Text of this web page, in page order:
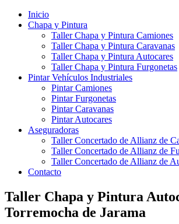
Inicio
Chapa y Pintura
Taller Chapa y Pintura Camiones
Taller Chapa y Pintura Caravanas
Taller Chapa y Pintura Autocares
Taller Chapa y Pintura Furgonetas
Pintar Vehículos Industriales
Pintar Camiones
Pintar Furgonetas
Pintar Caravanas
Pintar Autocares
Aseguradoras
Taller Concertado de Allianz de
Taller Concertado de Allianz de
Taller Concertado de Allianz de
Contacto
Taller Chapa y Pintura
Torremocha de Jarama